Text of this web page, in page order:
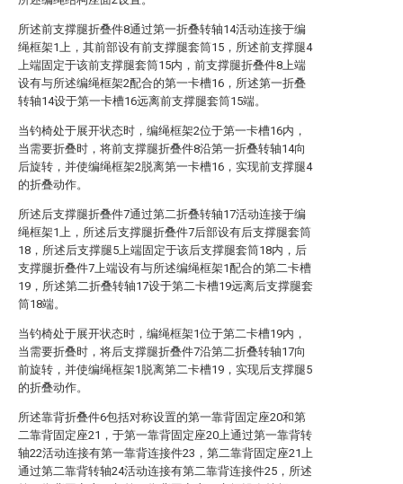
所述前支撑腿折叠件8通过第一折叠转轴14活动连接于编
绳框架1上，其前部设有前支撑腿套筒15，所述前支撑腿4
上端固定于该前支撑腿套筒15内，前支撑腿折叠件8上端
设有与所述编绳框架2配合的第一卡槽16，所述第一折叠
转轴14设于第一卡槽16远离前支撑腿套筒15端。
当钓椅处于展开状态时，编绳框架2位于第一卡槽16内，
当需要折叠时，将前支撑腿折叠件8沿第一折叠转轴14向
后旋转，并使编绳框架2脱离第一卡槽16，实现前支撑腿4
的折叠动作。
所述后支撑腿折叠件7通过第二折叠转轴17活动连接于编
绳框架1上，所述后支撑腿折叠件7后部设有后支撑腿套筒
18，所述后支撑腿5上端固定于该后支撑腿套筒18内，后
支撑腿折叠件7上端设有与所述编绳框架1配合的第二卡槽
19，所述第二折叠转轴17设于第二卡槽19远离后支撑腿套
筒18端。
当钓椅处于展开状态时，编绳框架1位于第二卡槽19内，
当需要折叠时，将后支撑腿折叠件7沿第二折叠转轴17向
前旋转，并使编绳框架1脱离第二卡槽19，实现后支撑腿5
的折叠动作。
所述靠背折叠件6包括对称设置的第一靠背固定座20和第
二靠背固定座21，于第一靠背固定座20上通过第一靠背转
轴22活动连接有第一靠背连接件23，第二靠背固定座21上
通过第二靠背转轴24活动连接有第二靠背连接件25，所述